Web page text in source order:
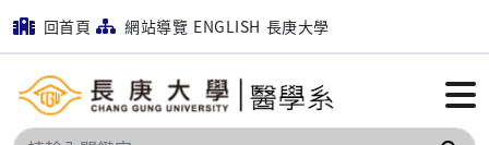
回首頁 網站導覽 ENGLISH 長庚大學